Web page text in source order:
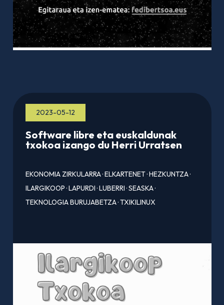
2023-05-12
Software libre eta euskaldunak
txokoa izango du Herri Urratsen
EKONOMIA ZIRKULARRA·ELKARTENET·HEZKUNTZA·
ILARGIKOOP·LAPURDI·LUBERRI·SEASKA·
TEKNOLOGIA BURUJABETZA·TXIKILINUX